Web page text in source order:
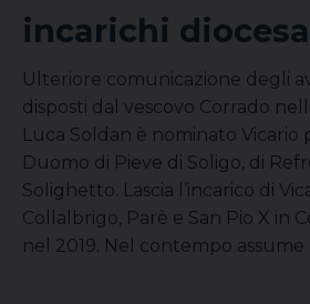
incarichi
Ulteriore comunicazione degli
disposti dal vescovo Corrado
Luca Soldan è nominato Vicario
Duomo di Pieve di Soligo, di
Solighetto. Lascia l’incarico di
Collalbrigo, Parè e San Pio X in
nel 2019. Nel contempo assume